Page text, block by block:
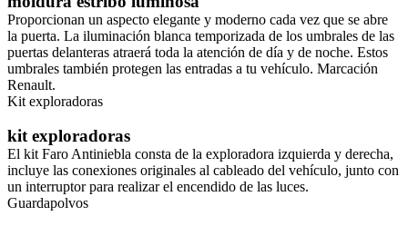
Proporcionan un aspecto elegante y moderno cada vez que se abre
la puerta. La iluminación blanca temporizada de los umbrales de las
puertas delanteras atraerá toda la atención de día y de noche. Estos
umbrales también protegen las entradas a tu vehículo. Marcación
Renault.
Kit exploradoras
kit exploradoras
El kit Faro Antiniebla consta de la exploradora izquierda y derecha,
incluye las conexiones originales al cableado del vehículo, junto con
un interruptor para realizar el encendido de las luces.
Guardapolvos